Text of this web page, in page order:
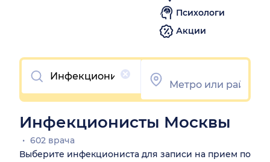
Психологи
Акции
Очистить
Инфекционисты Москвы
602 врача
Выберите инфекциониста для записи на прием по